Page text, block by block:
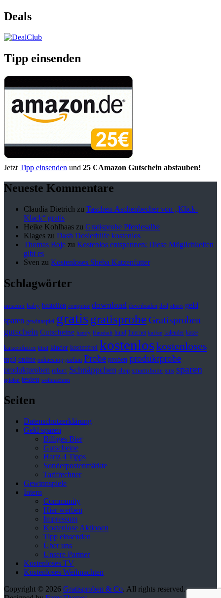
Deals
Tipp einsenden
Jetzt Tipp einsenden und 25 € Amazon Gutschein abstauben!
Neueste Kommentare
Claudia Dietrich zu Taschen-Aschenbecher von „Klick-
Klack“ gratis
Heike Kohlhaas zu Gratisprobe Pferdesalbe
Klages zu Dash Dosierhilfe kostenlos
Thomas Boje zu Kostenlos entspannen: Diese Möglichkeiten
gibt es
Sven zu Kostenloses Sheba Katzenfutter
Schlagwörter
amazon baby bestellen computer download downloaden dvd eltern geld
sparen gewinnspiel gratisgratisprobeGratisproben
gutschein Gutscheine handy Haushalt hund Internet kaffee kalender katze
katzenfutter kind kinder kostenfrei kostenloskostenloses
mp3 online onlineshop parfum Probe proben produktprobe
produktproben rabatt Schnäppchen shop smartphone sms sparen
spielen testen weihnachten
Seiten
Datenschutzerklärung
Geld sparen
Billiges Bier
Gutscheine
Hartz 4 Tipps
Sonderpostenmärkte
Tarifrechner
Gewinnspiele
Intern
Community
Hier werben
Impressum
Kostenlose Aktionen
Tipp einsenden
Über uns
Unsere Partner
Kostenloses TV
Kostenloses Weihnachten
Copyright © 2026 Gratisproben & Co. All rights reserved.